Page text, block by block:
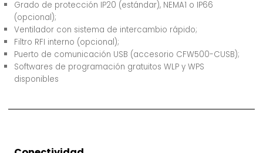
Grado de protección IP20 (estándar), NEMA1 o IP66
(opcional);
Ventilador con sistema de intercambio rápido;
Filtro RFI interno (opcional);
Puerto de comunicación USB (accesorio CFW500-CUSB);
Softwares de programación gratuitos WLP y WPS
disponibles